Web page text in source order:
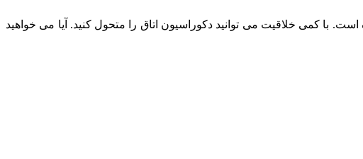
با کمی خلاقیت می توانید دکوراسیون اتاق را متحول کنید. آیا می خواهید